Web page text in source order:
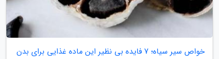
خواص سیر سیاه؛ 7 فایده بی نظیر این ماده غذایی برای بدن